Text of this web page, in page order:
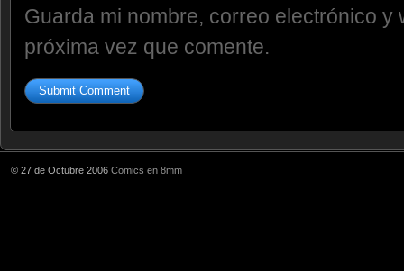
Guarda mi nombre, correo electrónico
próxima vez que comente.
© 27 de Octubre 2006 Comics en 8mm